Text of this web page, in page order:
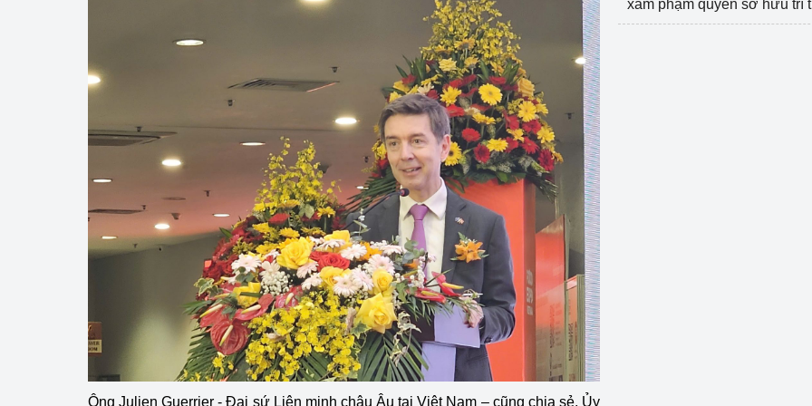
Ông Julien Guerrier - Đại sứ Liên minh châu Âu tại Việt Nam – cũng chia sẻ, Ủy
xâm phạm quyền sở hữu trí